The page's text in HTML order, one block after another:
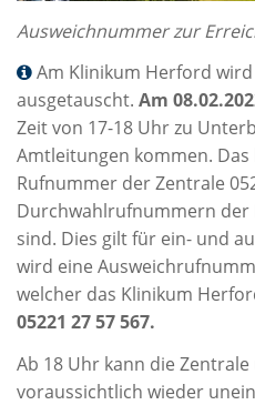
Ausweichnummer zur
Am Klinikum Herford
ausgetauscht. Am
Zeit von 17-18 Uhr zu
Amtleitungen kommen.
Rufnummer der Zentrale
Durchwahlrufnummern
sind. Dies gilt für ein- und
wird eine
welcher das Klinikum
05221 27 57 567.
Ab 18 Uhr kann die
voraussichtlich wieder